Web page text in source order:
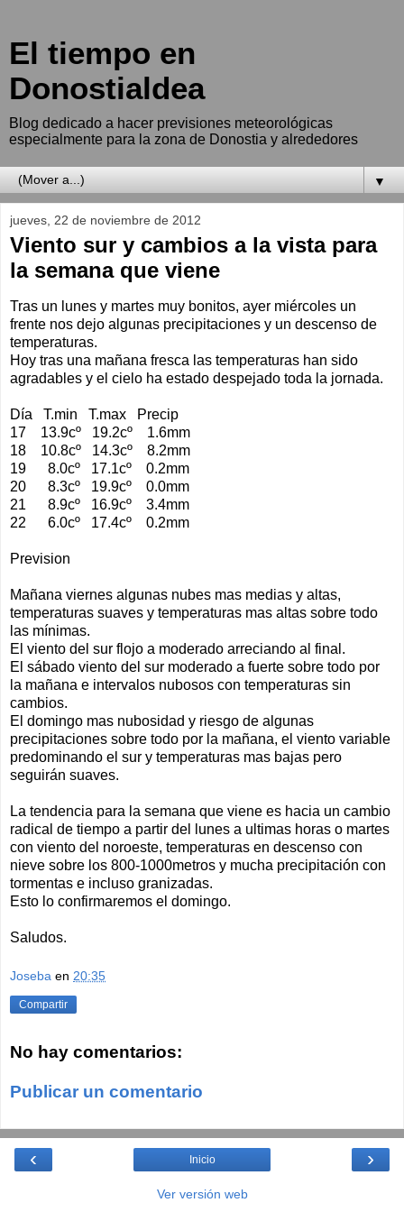
El tiempo en
Donostialdea
Blog dedicado a hacer previsiones meteorológicas
especialmente para la zona de Donostia y alrededores
▼
jueves, 22 de noviembre de 2012
Viento sur y cambios a la vista para
la semana que viene
Tras un lunes y martes muy bonitos, ayer miércoles un
frente nos dejo algunas precipitaciones y un descenso de
temperaturas.
Hoy tras una mañana fresca las temperaturas han sido
agradables y el cielo ha estado despejado toda la jornada.
Día T.min T.max Precip
17 13.9cº 19.2cº 1.6mm
18 10.8cº 14.3cº 8.2mm
19 8.0cº 17.1cº 0.2mm
20 8.3cº 19.9cº 0.0mm
21 8.9cº 16.9cº 3.4mm
22 6.0cº 17.4cº 0.2mm
Prevision
Mañana viernes algunas nubes mas medias y altas,
temperaturas suaves y temperaturas mas altas sobre todo
las mínimas.
El viento del sur flojo a moderado arreciando al final.
El sábado viento del sur moderado a fuerte sobre todo por
la mañana e intervalos nubosos con temperaturas sin
cambios.
El domingo mas nubosidad y riesgo de algunas
precipitaciones sobre todo por la mañana, el viento variable
predominando el sur y temperaturas mas bajas pero
seguirán suaves.
La tendencia para la semana que viene es hacia un cambio
radical de tiempo a partir del lunes a ultimas horas o martes
con viento del noroeste, temperaturas en descenso con
nieve sobre los 800-1000metros y mucha precipitación con
tormentas e incluso granizadas.
Esto lo confirmaremos el domingo.
Saludos.
Joseba en 20:35
Compartir
No hay comentarios:
Publicar un comentario
‹ ›
Inicio
Ver versión web